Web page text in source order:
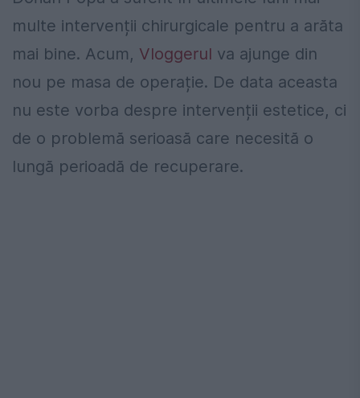
multe intervenții chirurgicale pentru a arăta
mai bine. Acum, Vloggerul va ajunge din
nou pe masa de operație. De data aceasta
nu este vorba despre intervenții estetice, ci
de o problemă serioasă care necesită o
lungă perioadă de recuperare.